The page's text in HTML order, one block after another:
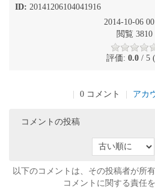
ID: 20141206104041916
2014-10-06
閲覧 3810
評価: 0.0 / 5
0 コメント アカ
コメントの投稿
以下のコメントは、その投稿者が所
コメントに関する責任